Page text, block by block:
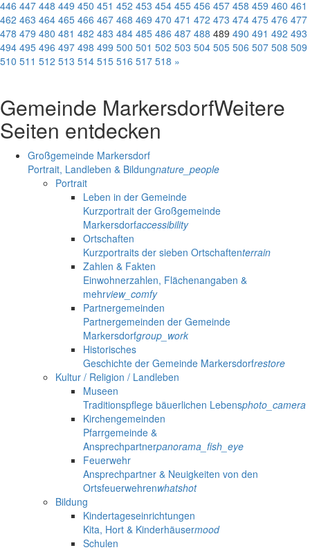
446 447 448 449 450 451 452 453 454 455 456 457 458 459 460 461
462 463 464 465 466 467 468 469 470 471 472 473 474 475 476 477
478 479 480 481 482 483 484 485 486 487 488 489 490 491 492 493
494 495 496 497 498 499 500 501 502 503 504 505 506 507 508 509
510 511 512 513 514 515 516 517 518 »
Gemeinde MarkersdorfWeitere
Seiten entdecken
Großgemeinde Markersdorf
Portrait, Landleben & Bildungnature_people
Portrait
Leben in der Gemeinde
Kurzportrait der Großgemeinde
Markersdorfaccessibility
Ortschaften
Kurzportraits der sieben Ortschaftenterrain
Zahlen & Fakten
Einwohnerzahlen, Flächenangaben &
mehrview_comfy
Partnergemeinden
Partnergemeinden der Gemeinde
Markersdorfgroup_work
Historisches
Geschichte der Gemeinde Markersdorfrestore
Kultur / Religion / Landleben
Museen
Traditionspflege bäuerlichen Lebensphoto_camera
Kirchengemeinden
Pfarrgemeinde &
Ansprechpartnerpanorama_fish_eye
Feuerwehr
Ansprechpartner & Neuigkeiten von den
Ortsfeuerwehrenwhatshot
Bildung
Kindertageseinrichtungen
Kita, Hort & Kinderhäusermood
Schulen